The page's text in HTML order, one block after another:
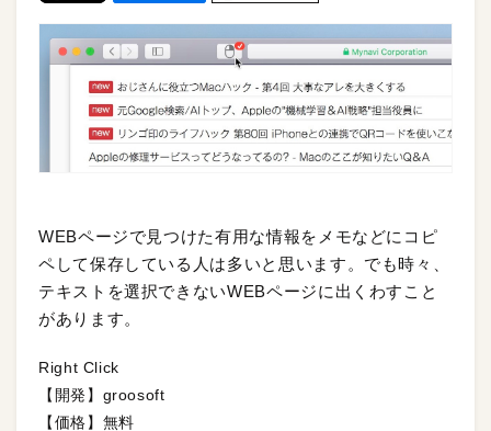
WEBページで見つけた有用な情報をメモなどにコピ
ペして保存している人は多いと思います。でも時々、
テキストを選択できないWEBページに出くわすこと
があります。
Right Click
【開発】groosoft
【価格】無料